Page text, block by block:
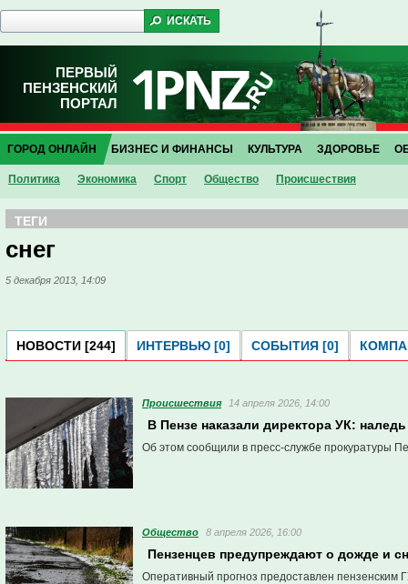
ПЕРВЫЙ
ПЕНЗЕНСКИЙ
ПОРТАЛ
ГОРОД ОНЛАЙН
Политика Экономика Спорт Общество Проиcшествия
БИЗНЕС И ФИНАНСЫ КУЛЬТУРА ЗДОРОВЬЕ
ТЕГИ
снег
5 декабря 2013, 14:09
НОВОСТИ [244] ИНТЕРВЬЮ [0] СОБЫТИЯ [0]
Проиcшествия 14 апреля 2026, 14:00
В Пензе наказали директора УК:
Об этом сообщили в пресс-службе прокуратуры
Общество 8 апреля 2026, 16:00
Пензенцев предупреждают о дожде и
Оперативный прогноз предоставлен пензенским